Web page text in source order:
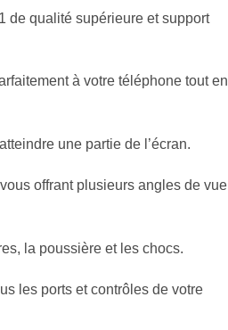
de qualité supérieure et support
à votre téléphone tout en
une partie de l’écran.
offrant plusieurs angles de vue
la poussière et les chocs.
les ports et contrôles de votre